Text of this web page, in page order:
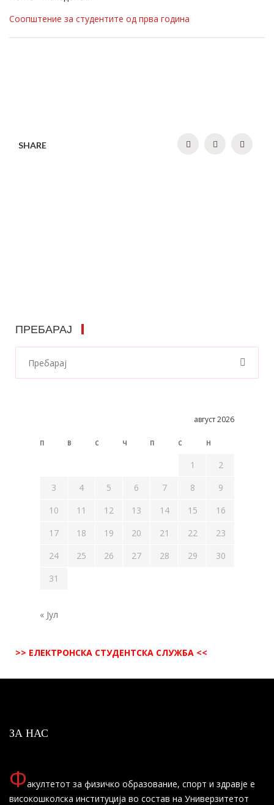
Соопштение за студентите од прва година
SHARE
ПРЕБАРАЈ
август 2026
П В С Ч П С Н
1
2
3
4 5 6 7 8
9
10
11 12 13 14 15
16
17
18 19 20 21 22
23
24
25 26 27 28 29
30
31
« Јул
>> ЕЛЕКТРОНСКА СТУДЕНТСКА СЛУЖБА <<
ЗА НАС
Факултетот за физичко образование, спорт и здравје е
високошколска институција во состав на Универзитетот